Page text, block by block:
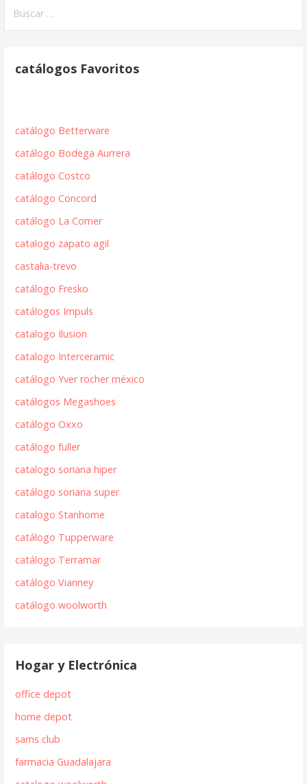
catálogos Favoritos
catálogo Betterware
catálogo Bodega Aurrera
catálogo Costco
catálogo Concord
catálogo La Comer
catalogo zapato agil
castalia-trevo
catálogo Fresko
catálogos Impuls
catalogo Ilusion
catalogo Interceramic
catálogo Yver rocher méxico
catálogos Megashoes
catálogo Oxxo
catálogo fuller
catalogo soriana hiper
catálogo soriana super
catalogo Stanhome
catálogo Tupperware
catálogo Terramar
catálogo Vianney
catálogo woolworth
Hogar y Electrónica
office depot
home depot
sams club
farmacia Guadalajara